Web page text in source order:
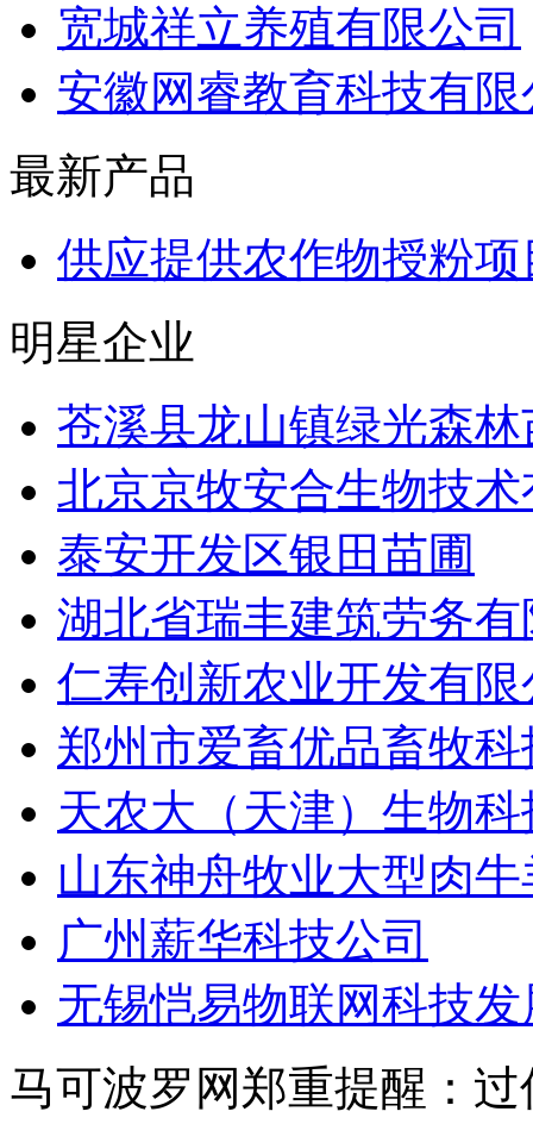
宽城祥立养殖有限公司
安徽网睿教育科技有限
最新产品
供应提供农作物授粉项
明星企业
苍溪县龙山镇绿光森
北京京牧安合生物技
泰安开发区银田苗圃
湖北省瑞丰建筑劳务
仁寿创新农业开发有限
郑州市爱畜优品畜牧
天农大（天津）生物
山东神舟牧业大型肉
广州薪华科技公司
无锡恺易物联网科技
马可波罗网郑重提醒：